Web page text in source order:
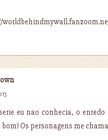
eu nao conhecia, o enredo
Os personagens me